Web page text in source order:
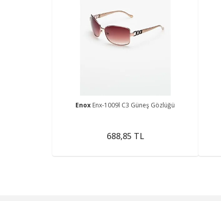
Enox Enx-1009l C3 Güneş Gözlüğü
688,85 TL